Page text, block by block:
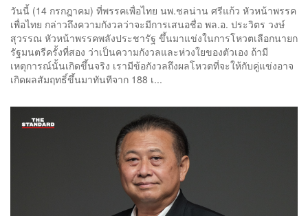
วันนี้ (14 กรกฎาคม) ที่พรรคเพื่อไทย นพ.ชลน่าน ศรีแก้ว หัวหน้าพรรค
เพื่อไทย กล่าวถึงความกังวลว่าจะมีการเสนอชื่อ พล.อ. ประวิตร วงษ์
สุวรรณ หัวหน้าพรรคพลังประชารัฐ ขึ้นมาแข่งในการโหวตเลือกนายก
รัฐมนตรีครั้งที่สอง ว่าเป็นความกังวลและห่วงใยของตัวเอง ถ้ามี
เหตุการณ์นั้นเกิดขึ้นจริง เรามีข้อกังวลถึงผลโหวตที่จะให้กับคู่แข่งอาจ
เกิดผลสัมฤทธิ์ขึ้นมาทันทีจาก 188 เ...